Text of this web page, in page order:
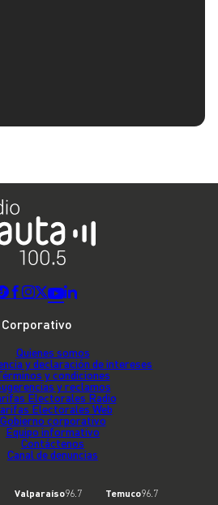
Corporativo
Quienes somos
y declaración de intereses
y condiciones
y reclamos
Electorales Radio
Electorales Web
Gobierno corporativo
Equipo informativo
Contáctenos
Canal de denuncias
Valparaíso96.7 Temuco96.7